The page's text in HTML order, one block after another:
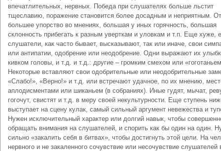
впечатлительных, нервных. Победа при слушателях больше льстит
тщеславию, поражение становится более досадным и неприятным.
большее упорство во мнениях, большая у иных горячность, большая
склонность прибегать к разным уверткам и уловкам и т.п. Еще хуже,
слушатели, как часто бывает, высказывают, так или иначе, свои
или антипатии, одобрение или неодобрение. Одни выражают их
кивком головы, и т.д. и т.д.: другие – громким смехом или
Некоторые вставляют свои одобрительные или неодобрительные
«Слабо!», «Верно!» и т.д. или встречают удачное, по их мнению,
аплодисментами или шиканьем (в собраниях). Иные гудят, мычат,
гогочут, свистят и т.д. в меру своей некультурности. Еще ступень
выступает на сцену кулак, самый сильный аргумент невежества и
Нужен исключительный характер или долгий навык, чтобы
обращать внимания на слушателей, и спорить как бы один на один.
сильно «закалить себя в битвах», чтобы достигнуть этой цели. На
нервного и не закаленного сочувствие или несочувствие слушателей